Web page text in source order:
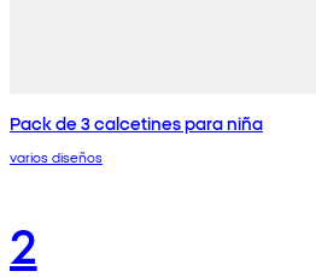
Pack de 3 calcetines para niña
varios diseños
2